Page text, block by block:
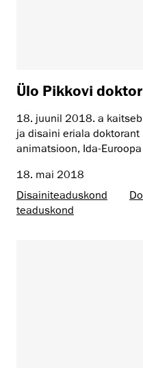
Ülo Pikkovi
18. juunil 2018. a
ja disaini eriala doktorant
animatsioon, Ida-Euroopa
18. mai 2018
Disaini­­teaduskond
teaduskond